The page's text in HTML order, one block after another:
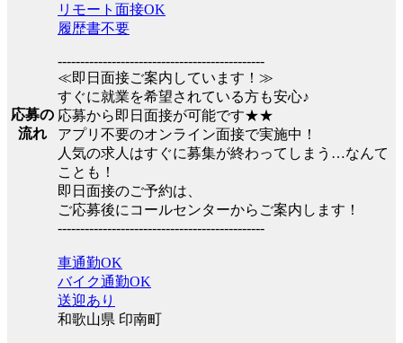
応募の
流れ
リモート面接OK
履歴書不要
----------------------------------------------
≪即日面接ご案内しています！≫
すぐに就業を希望されている方も安心♪
応募から即日面接が可能です★★
アプリ不要のオンライン面接で実施中！
人気の求人はすぐに募集が終わってしまう…なんて
ことも！
即日面接のご予約は、
ご応募後にコールセンターからご案内します！
----------------------------------------------
車通勤OK
バイク通勤OK
送迎あり
和歌山県 印南町